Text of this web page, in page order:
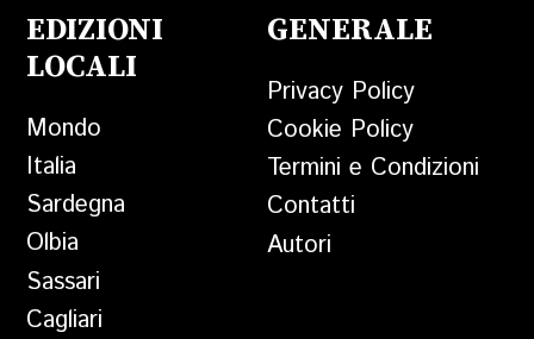
EDIZIONI
LOCALI
Mondo
Italia
Sardegna
Olbia
Sassari
Cagliari
GENERALE
Privacy Policy
Cookie Policy
Termini e Condizioni
Contatti
Autori